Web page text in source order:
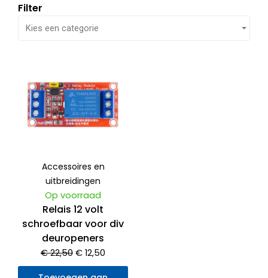
Filter
Kies een categorie
Accessoires en
uitbreidingen
Op voorraad
Relais 12 volt
schroefbaar voor div
deuropeners
€22,50
prijs
was:
€ 22,50.
€ 12,50
prijs
is:
€ 12,50.